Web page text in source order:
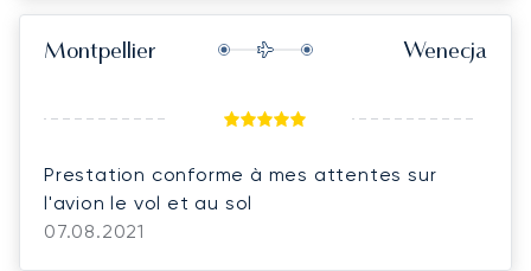
Montpellier Wenecja
Prestation conforme à mes attentes sur
l'avion le vol et au sol
07.08.2021